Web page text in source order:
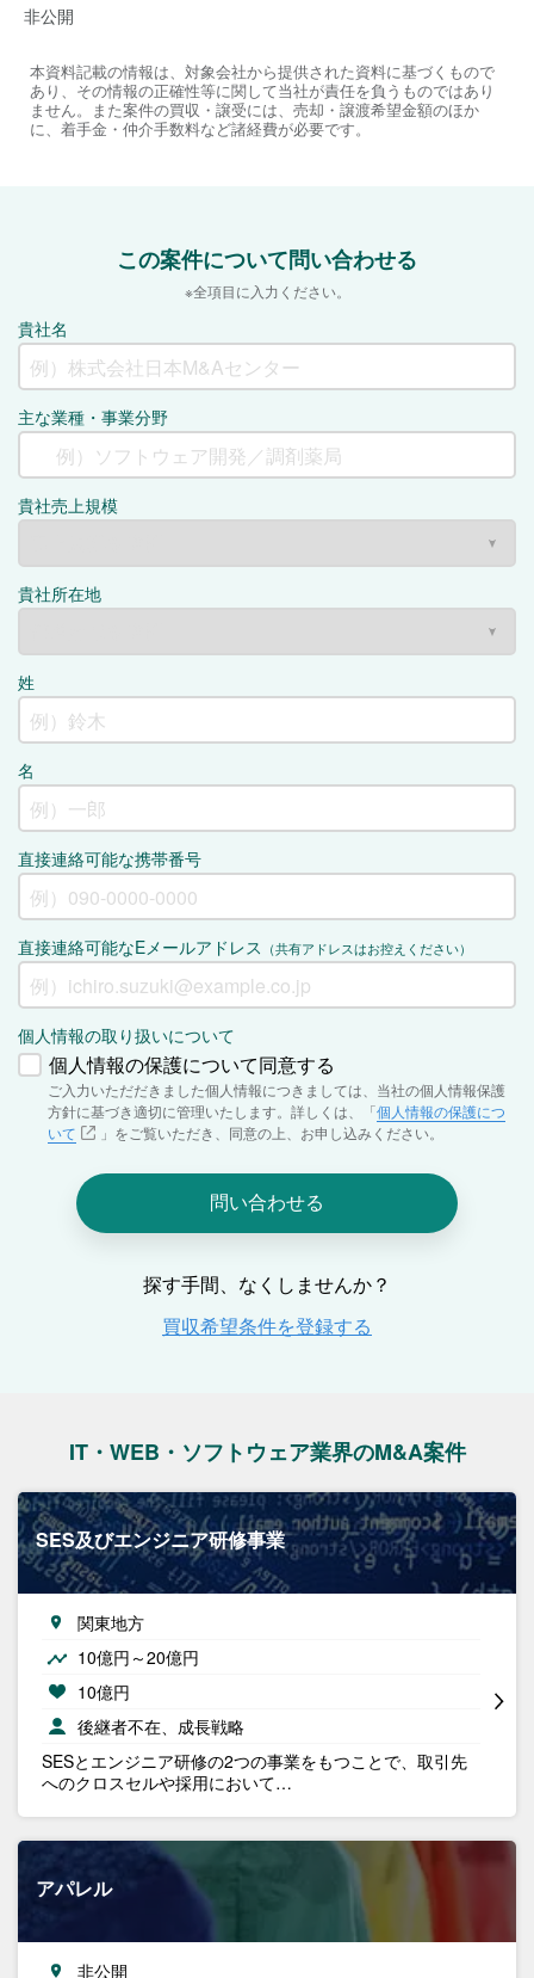
非公開
本資料記載の情報は、対象会社から提供された資料に基づくもので
あり、その情報の正確性等に関して当社が責任を負うものではあり
ません。また案件の買収・譲受には、売却・譲渡希望金額のほか
に、着手金・仲介手数料など諸経費が必要です。
IT・WEB・ソフトウェア業界のM&A案件
SES及びエンジニア研修事業
関東地方
10億円～20億円
10億円
後継者不在、成長戦略
SESとエンジニア研修の2つの事業をもつことで、取引先
へのクロスセルや採用において…
アパレル
非公開